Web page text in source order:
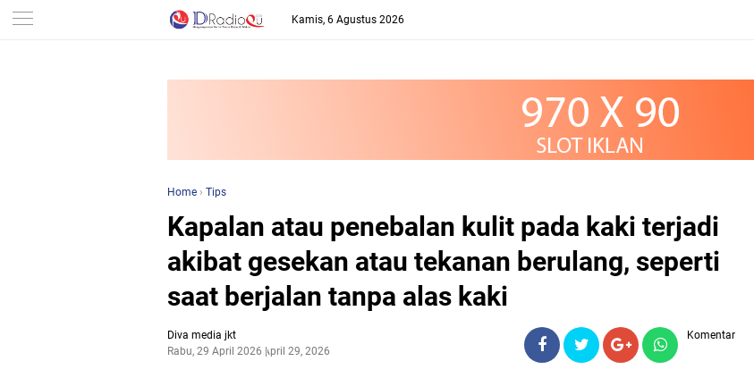
-->
Kamis, 6 Agustus 2026
Home › Tips
Kapalan atau penebalan kulit pada kaki terjadi
akibat gesekan atau tekanan berulang, seperti
saat berjalan tanpa alas kaki
Diva media jkt
Rabu, 29 April 2026 April 29, 2026
Komentar